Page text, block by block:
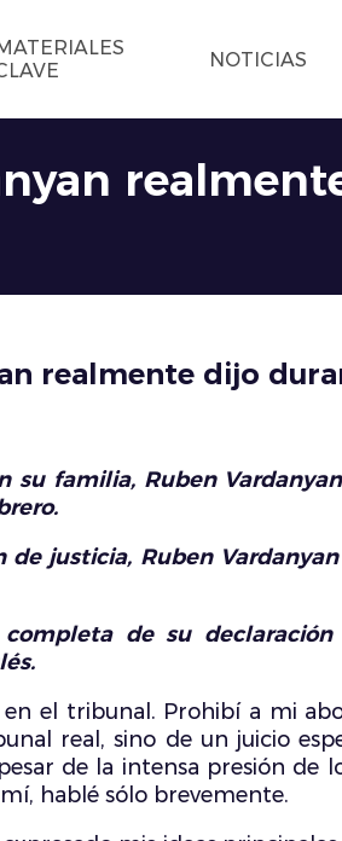
NOTICIAS
realmente dijo
su familia, Ruben
justicia, Ruben
de su
el tribunal. Prohibí a mi
real, sino de un juicio
de la intensa presión de
hablé sólo brevemente.